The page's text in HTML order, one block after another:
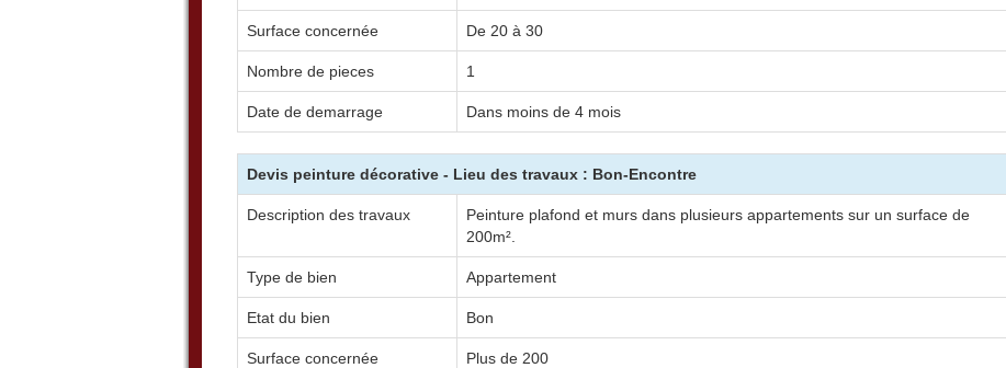
Surface concernée De 20 à 30
Nombre de pieces 1
Date de demarrage Dans moins de 4 mois
Devis peinture décorative - Lieu des travaux : Bon-Encontre
Description des travaux
Peinture plafond et murs dans plusieurs appartements sur un surface de
200m².
Type de bien Appartement
Etat du bien Bon
Surface concernée Plus de 200